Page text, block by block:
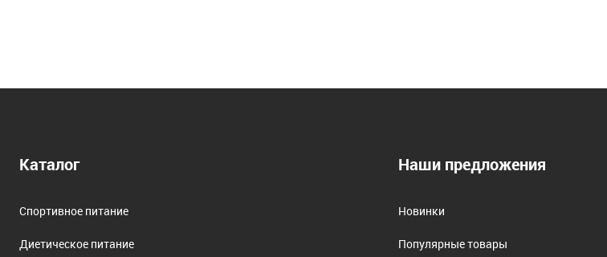
Каталог
Спортивное питание
Диетическое питание
Наши предложения
Новинки
Популярные товары